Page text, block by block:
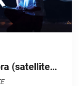
(satellite